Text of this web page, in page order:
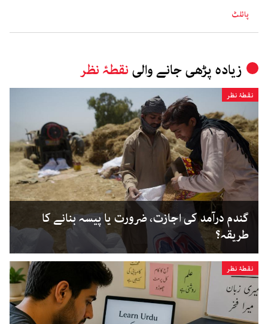
پائلٹ
زیادہ پڑھی جانے والی نقطۂ نظر
نقطۂ نظر
گندم درآمد کی اجازت، ضرورت یا پیسہ بنانے کا
طریقہ؟
نقطۂ نظر